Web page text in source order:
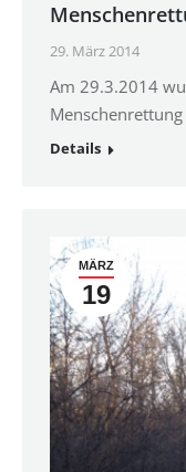
29. März 2014
Am 29.3.2014
Details
MÄRZ
19